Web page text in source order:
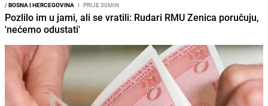
/BOSNA I HERCEGOVINA I PRIJE 30MIN
Pozlilo im u jami, ali se vratili: Rudari RMU Zenica poručuju,
'nećemo odustati'